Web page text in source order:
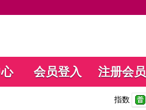
会员登入 注册会员
指数